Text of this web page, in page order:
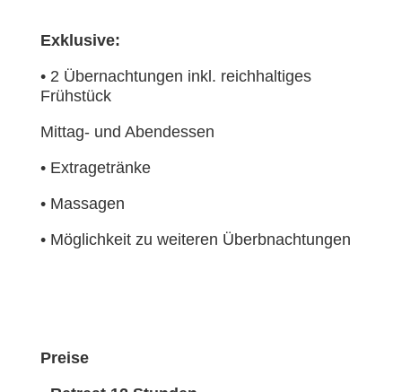
Exklusive:
• 2 Übernachtungen inkl. reichhaltiges
Frühstück
Mittag- und Abendessen
• Extragetränke
• Massagen
• Möglichkeit zu weiteren Überbnachtungen
Preise